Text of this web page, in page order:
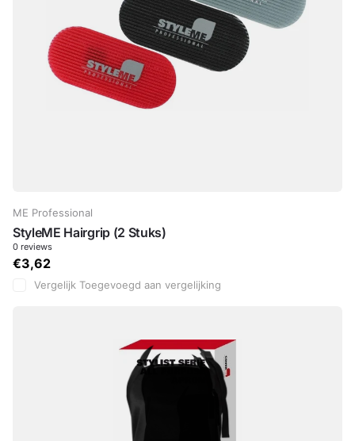
ME Professional
StyleME Hairgrip (2 Stuks)
0 reviews
€3,62
Vergelijk Toegevoegd aan vergelijking